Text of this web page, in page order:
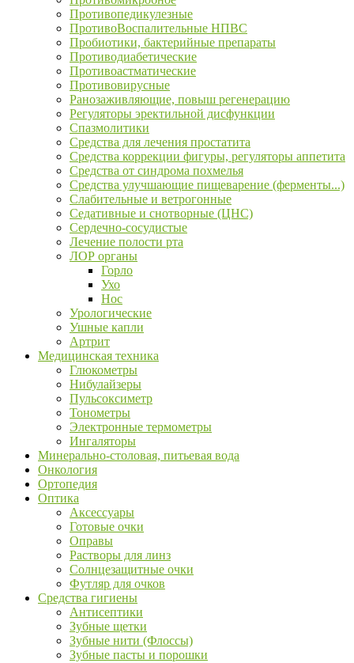
Противопедикулезные
ПротивоВоспалительные НПВС
Пробиотики, бактерийные препараты
Противодиабетические
Противоастматические
Противовирусные
Ранозаживляющие, повыш регенерацию
Регуляторы эректильной дисфункции
Спазмолитики
Средства для лечения простатита
Средства коррекции фигуры, регуляторы аппетита
Средства от синдрома похмелья
Средства улучшающие пищеварение (ферменты...)
Слабительные и ветрогонные
Седативные и снотворные (ЦНС)
Сердечно-сосудистые
Лечение полости рта
ЛОР органы
Горло
Ухо
Нос
Урологические
Ушные капли
Артрит
Медицинская техника
Глюкометры
Нибулайзеры
Пульсоксиметр
Тонометры
Электронные термометры
Ингаляторы
Минерально-столовая, питьевая вода
Онкология
Ортопедия
Оптика
Аксессуары
Готовые очки
Оправы
Растворы для линз
Солнцезащитные очки
Футляр для очков
Средства гигиены
Антисептики
Зубные щетки
Зубные нити (Флоссы)
Зубные пасты и порошки